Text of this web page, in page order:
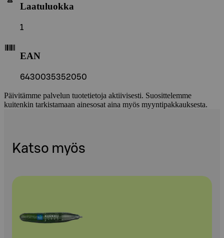
Laatuluokka
1
EAN
6430035352050
Päivitämme palvelun tuotetietoja aktiivisesti. Suosittelemme
kuitenkin tarkistamaan ainesosat aina myös myyntipakkauksesta.
Katso myös